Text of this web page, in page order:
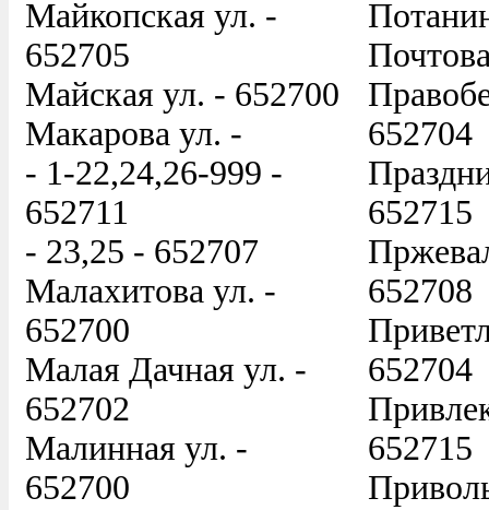
Майкопская ул. -
652705
Майская ул. - 652700
Макарова ул. -
- 1-22,24,26-999 -
652711
- 23,25 - 652707
Малахитова ул. -
652700
Малая Дачная ул. -
652702
Малинная ул. -
652700
652704
652715
652708
652704
652715